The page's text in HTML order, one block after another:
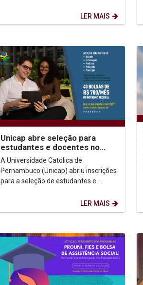
Educação pelo Trabalho para a
Saúde...
LER MAIS
Unicap abre seleção para
estudantes e docentes no
PET-Saúde: Clima
A Universidade Católica de
Pernambuco (Unicap) abriu inscrições
para a seleção de estudantes e
Programa de Educação pelo...LER MAIS